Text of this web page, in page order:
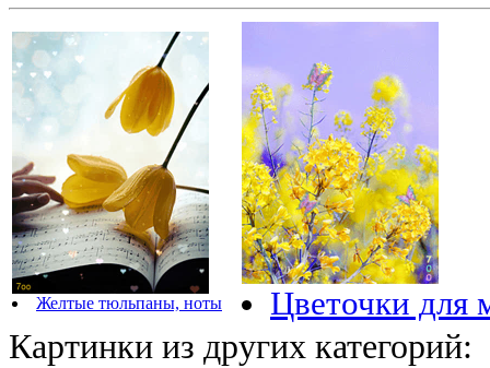
Желтые тюльпаны, ноты Цветочки для
Картинки из других категорий: